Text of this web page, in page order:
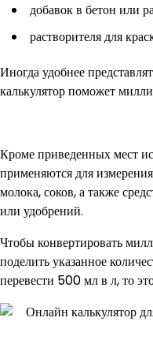
добавок в бетон или
растворителя для
Иногда удобнее
калькулятор поможет
Кроме приведенных мест
применяются для
молока, соков, а также
или удобрений.
Чтобы конвертировать
поделить указанное
перевести 500 мл в л, то